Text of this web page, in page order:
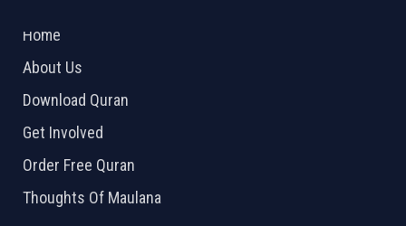
Home
About Us
Download Quran
Get Involved
Order Free Quran
Thoughts Of Maulana